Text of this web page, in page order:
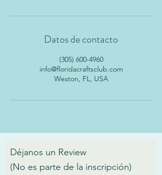
Datos de contacto
(305) 600-4960
info@floridacraftsclub.com
Weston, FL, USA
Déjanos un Review
(No es parte de la inscripción)